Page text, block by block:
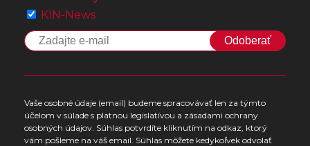
KIN-News
Odoberať
Vaše osobné údaje (email) budeme spracovávať len za týmto
účelom v súlade s platnou legislatívou a zásadami ochrany
osobných údajov. Súhlas potvrdíte kliknutím na odkaz, ktorý
vám pošleme na váš email. Súhlas môžete kedykoľvek odvolať